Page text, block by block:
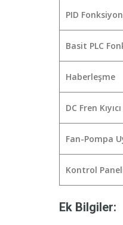
PID
Basit PLC
Haberleşme
DC Fren Kıyıcı
Fan-Pompa
Kontrol
Ek Bilgiler: